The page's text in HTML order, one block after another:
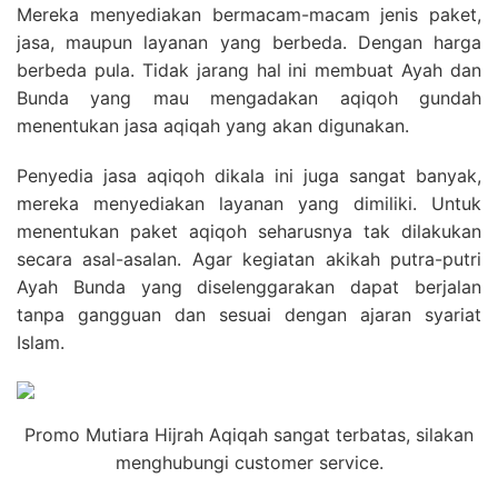
Mereka menyediakan bermacam-macam jenis paket,
jasa, maupun layanan yang berbeda. Dengan harga
berbeda pula. Tidak jarang hal ini membuat Ayah dan
Bunda yang mau mengadakan aqiqoh gundah
menentukan jasa aqiqah yang akan digunakan.
Penyedia jasa aqiqoh dikala ini juga sangat banyak,
mereka menyediakan layanan yang dimiliki. Untuk
menentukan paket aqiqoh seharusnya tak dilakukan
secara asal-asalan. Agar kegiatan akikah putra-putri
Ayah Bunda yang diselenggarakan dapat berjalan
tanpa gangguan dan sesuai dengan ajaran syariat
Islam.
Promo Mutiara Hijrah Aqiqah sangat terbatas, silakan
menghubungi customer service.